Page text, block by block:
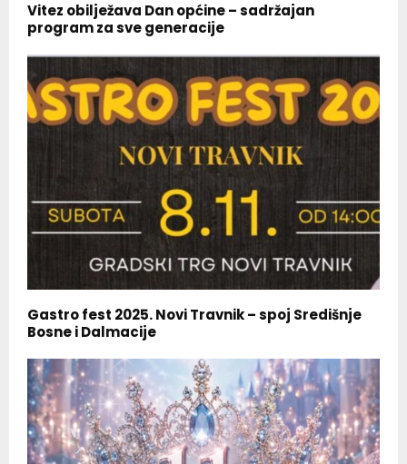
Vitez obilježava Dan općine – sadržajan
program za sve generacije
Gastro fest 2025. Novi Travnik – spoj Središnje
Bosne i Dalmacije